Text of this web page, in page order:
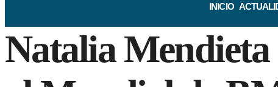
INICIO
Natalia Mendieta